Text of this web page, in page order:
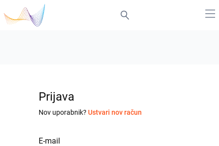
Prijava
Nov uporabnik? Ustvari nov račun
E-mail